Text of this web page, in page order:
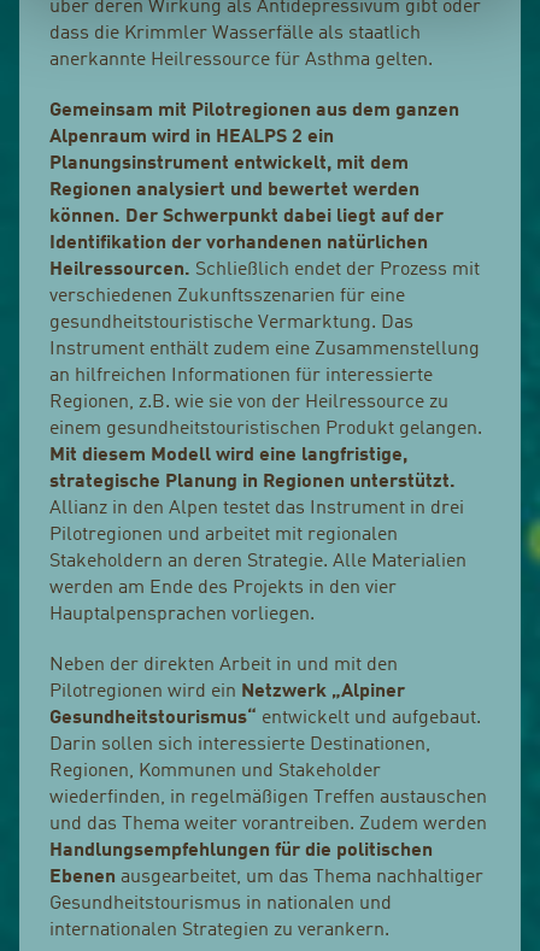
über deren Wirkung als Antidepressivum gibt oder
dass die Krimmler Wasserfälle als staatlich
anerkannte Heilressource für Asthma gelten.
Gemeinsam mit Pilotregionen aus dem ganzen
Alpenraum wird in HEALPS 2 ein
Planungsinstrument entwickelt, mit dem
Regionen analysiert und bewertet werden
können. Der Schwerpunkt dabei liegt auf der
Identifikation der vorhandenen natürlichen
Heilressourcen. Schließlich endet der Prozess mit
verschiedenen Zukunftsszenarien für eine
gesundheitstouristische Vermarktung. Das
Instrument enthält zudem eine Zusammenstellung
an hilfreichen Informationen für interessierte
Regionen, z.B. wie sie von der Heilressource zu
einem gesundheitstouristischen Produkt gelangen.
Mit diesem Modell wird eine langfristige,
strategische Planung in Regionen unterstützt.
Allianz in den Alpen testet das Instrument in drei
Pilotregionen und arbeitet mit regionalen
Stakeholdern an deren Strategie. Alle Materialien
werden am Ende des Projekts in den vier
Hauptalpensprachen vorliegen.
Neben der direkten Arbeit in und mit den
Pilotregionen wird ein Netzwerk „Alpiner
Gesundheitstourismus“ entwickelt und aufgebaut.
Darin sollen sich interessierte Destinationen,
Regionen, Kommunen und Stakeholder
wiederfinden, in regelmäßigen Treffen austauschen
und das Thema weiter vorantreiben. Zudem werden
Handlungsempfehlungen für die politischen
Ebenen ausgearbeitet, um das Thema nachhaltiger
Gesundheitstourismus in nationalen und
internationalen Strategien zu verankern.